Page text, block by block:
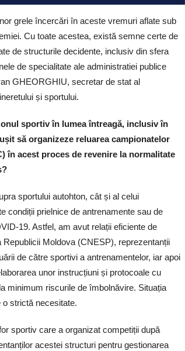
grele încercări în aceste vremuri aflate sub
Cu toate acestea, există semne certe de
de structurile decidente, inclusiv din sfera
de specialitate ale administratiei publice
GHEORGHIU, secretar de stat al
și sportului.
sportiv în lumea întreagă, inclusiv în
să organizeze reluarea campionatelor
în acest proces de revenire la normalitate
sportului autohton, cât și al celui
condiții prielnice de antrenamente sau de
19. Astfel, am avut relații eficiente de
Moldova (CNESP), reprezentanții
de către sportivi a antrenamentelor, iar apoi
unor instrucțiuni și protocoale cu
minimum riscurile de îmbolnăvire. Situația
strictă necesitate.
sportiv care a organizat competiții după
acestei structuri pentru gestionarea